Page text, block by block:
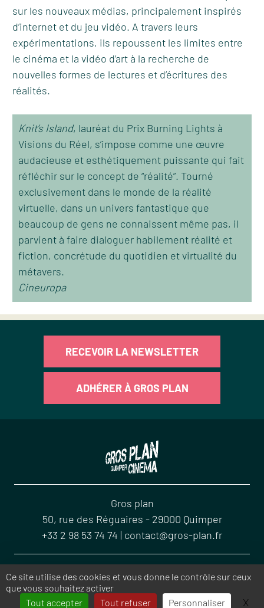
Ce site utilise des cookies et vous donne le contrôle sur ceux
que vous souhaitez activer
Tout accepter
Tout refuser Personnaliser X
sur les nouveaux médias, principalement inspirés
d’internet et du jeu vidéo. A travers leurs
expérimentations, ils repoussent les limites entre
le cinéma et la vidéo d’art à la recherche de
nouvelles formes de lectures et d’écritures des
réalités.
Knit’s Island, lauréat du Prix Burning Lights à
Visions du Réel, s’impose comme une œuvre
audacieuse et esthétiquement puissante qui fait
réfléchir sur le concept de “réalité”. Tourné
exclusivement dans le monde de la réalité
virtuelle, dans un univers fantastique que
beaucoup de gens ne connaissent même pas, il
parvient à faire dialoguer habilement réalité et
fiction, concrétude du quotidien et virtualité du
métavers.
Cineuropa
RECEVOIR LA NEWSLETTER
ADHÉRER À GROS PLAN
Gros plan
50, rue des Réguaires - 29000 Quimper
+33 2 98 53 74 74 | contact@gros-plan.fr
ACCUEIL CONTACT MENTIONS LÉGALES
PLAN DU SITE
SE CONNECTER